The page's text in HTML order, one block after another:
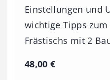
Einstellungen und
wichtige Tipps
Frästischs mit 2
48,00€